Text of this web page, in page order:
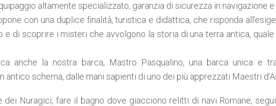
altamente specializzato, garanzia di sicurezza in navigazione
con una duplice finalità, turistica e didattica, che risponda
di scoprire i misteri che avvolgono la storia di una terra antica, quale
anche la nostra barca, Mastro Pasqualino, una barca unica e
antico schema, dalle mani sapienti di uno dei più apprezzati Maestri
dei Nuragici, fare il bagno dove giacciono relitti di navi Romane,